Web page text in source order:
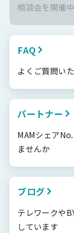
相談会を開催
FAQ
よくご質問い
パートナー
MAMシェア
ませんか
ブログ
テレワークや
しています